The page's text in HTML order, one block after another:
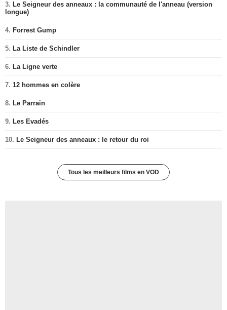
3. Le Seigneur des anneaux : la communauté de l'anneau (version
longue)
4. Forrest Gump
5. La Liste de Schindler
6. La Ligne verte
7. 12 hommes en colère
8. Le Parrain
9. Les Evadés
10. Le Seigneur des anneaux : le retour du roi
Tous les meilleurs films en VOD